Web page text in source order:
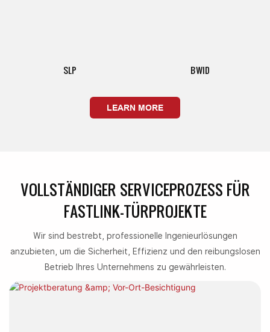
SLP BWID
LEARN MORE
VOLLSTÄNDIGER SERVICEPROZESS FÜR
FASTLINK-TÜRPROJEKTE
Wir sind bestrebt, professionelle Ingenieurlösungen
anzubieten, um die Sicherheit, Effizienz und den reibungslosen
Betrieb Ihres Unternehmens zu gewährleisten.